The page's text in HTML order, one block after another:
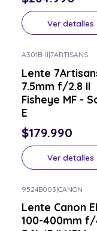
Ver detalles
A301B-II|7ARTISANS
Lente
7.5mm f/2.8 II
Fisheye MF -
E
$179.990
Ver detalles
9524B003|CANON
Lente Canon
100-400mm f/